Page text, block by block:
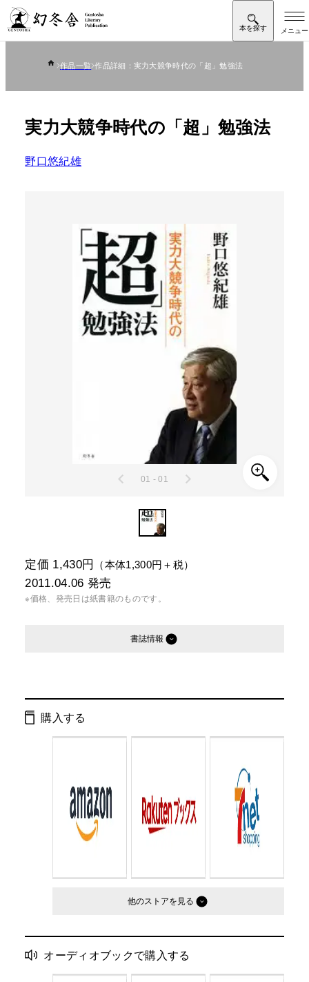
作品一覧 作品詳細：実力大競争時代の「超」勉強法
実力大競争時代の「超」勉強法
野口悠紀雄
01 - 01
定価 1,430円 （本体1,300円＋税）
2011.04.06 発売
※価格、発売日は紙書籍のものです。
書誌情報
ページ数：
判型： 四六判
購入する
他のストア
オーディオブックで購入する